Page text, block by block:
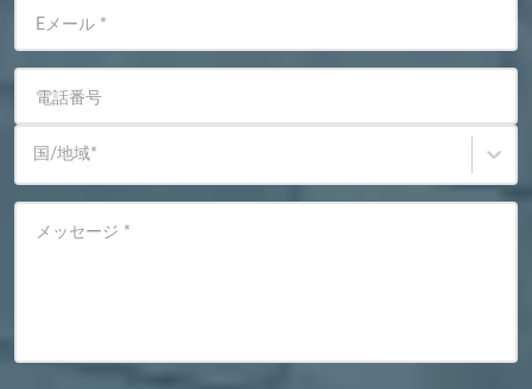
Eメール *
電話番号
国/地域*
メッセージ *